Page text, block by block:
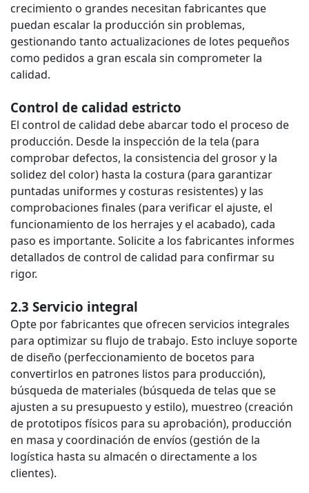
crecimiento o grandes necesitan fabricantes que
puedan escalar la producción sin problemas,
gestionando tanto actualizaciones de lotes pequeños
como pedidos a gran escala sin comprometer la
calidad.
Control de calidad estricto
El control de calidad debe abarcar todo el proceso de
producción. Desde la inspección de la tela (para
comprobar defectos, la consistencia del grosor y la
solidez del color) hasta la costura (para garantizar
puntadas uniformes y costuras resistentes) y las
comprobaciones finales (para verificar el ajuste, el
funcionamiento de los herrajes y el acabado), cada
paso es importante. Solicite a los fabricantes informes
detallados de control de calidad para confirmar su
rigor.
2.3 Servicio integral
Opte por fabricantes que ofrecen servicios integrales
para optimizar su flujo de trabajo. Esto incluye soporte
de diseño (perfeccionamiento de bocetos para
convertirlos en patrones listos para producción),
búsqueda de materiales (búsqueda de telas que se
ajusten a su presupuesto y estilo), muestreo (creación
de prototipos físicos para su aprobación), producción
en masa y coordinación de envíos (gestión de la
logística hasta su almacén o directamente a los
clientes).